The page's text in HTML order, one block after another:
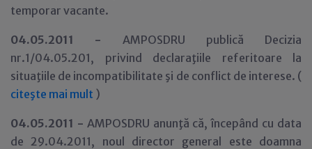
temporar vacante.
04.05.2011 - AMPOSDRU publică Decizia
nr.1/04.05.201, privind declaraţiile referitoare la
situaţiile de incompatibilitate şi de conflict de interese. (
citeşte mai mult )
04.05.2011 - AMPOSDRU anunţă că, începând cu data
de 29.04.2011, noul director general este doamna